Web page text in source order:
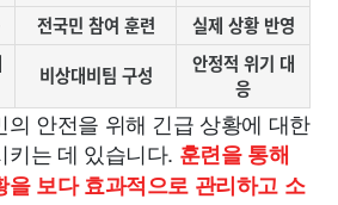
전국민 참여 훈련
실제 상황 반영
비상대비팀 구성
안정적 위기 대
응
의 안전을 위해 긴급 상황에 대한
키는 데 있습니다. 훈련을 통해
을 보다 효과적으로 관리하고 소